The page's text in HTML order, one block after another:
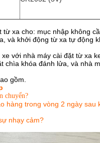
xa cho: mục nhập không
và khởi động từ xa tự động
với nhà máy cài đặt từ xa
chìa khóa đánh lửa, và nhà
gồm.
chuyển?
hàng trong vòng 2 ngày sau
nhạy cảm?